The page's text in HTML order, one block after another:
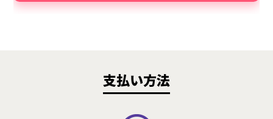
支払い方法